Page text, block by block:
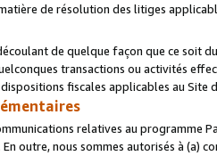
de résolution des litiges
de quelque façon que ce soit
transactions ou activités
fiscales applicables au Site
relatives au programme
outre, nous sommes autorisés à